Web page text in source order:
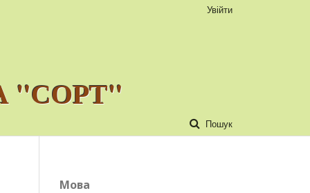
"СОРТ"
Пошук
Увійти
Мова